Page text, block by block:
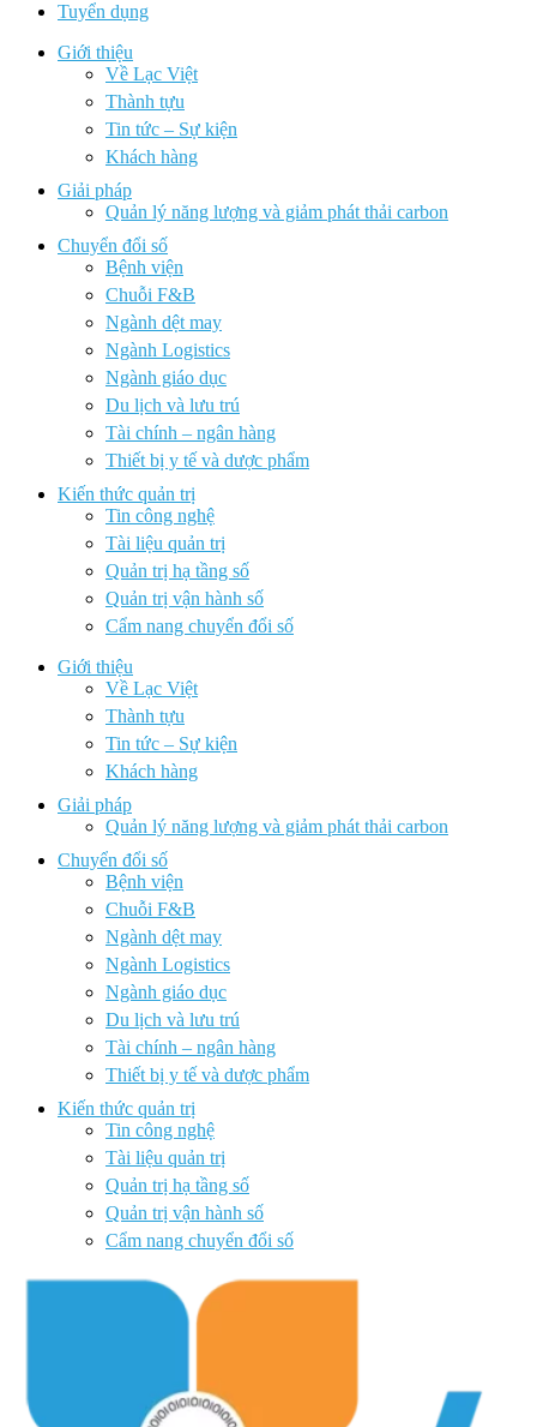
Tuyển dụng
Giới thiệu
Về Lạc Việt
Thành tựu
Tin tức – Sự kiện
Khách hàng
Giải pháp
Quản lý năng lượng và giảm phát thải carbon
Chuyển đổi số
Bệnh viện
Chuỗi F&B
Ngành dệt may
Ngành Logistics
Ngành giáo dục
Du lịch và lưu trú
Tài chính – ngân hàng
Thiết bị y tế và dược phẩm
Kiến thức quản trị
Tin công nghệ
Tài liệu quản trị
Quản trị hạ tầng số
Quản trị vận hành số
Cẩm nang chuyển đổi số
Giới thiệu
Về Lạc Việt
Thành tựu
Tin tức – Sự kiện
Khách hàng
Giải pháp
Quản lý năng lượng và giảm phát thải carbon
Chuyển đổi số
Bệnh viện
Chuỗi F&B
Ngành dệt may
Ngành Logistics
Ngành giáo dục
Du lịch và lưu trú
Tài chính – ngân hàng
Thiết bị y tế và dược phẩm
Kiến thức quản trị
Tin công nghệ
Tài liệu quản trị
Quản trị hạ tầng số
Quản trị vận hành số
Cẩm nang chuyển đổi số